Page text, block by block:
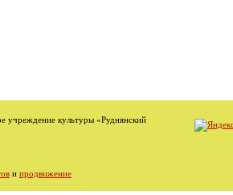
учреждение культуры «Руднянский
и продвижение